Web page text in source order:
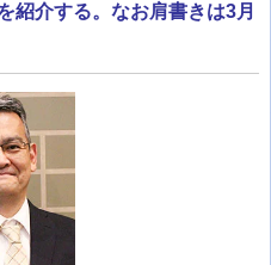
紹介する。なお肩書きは3月